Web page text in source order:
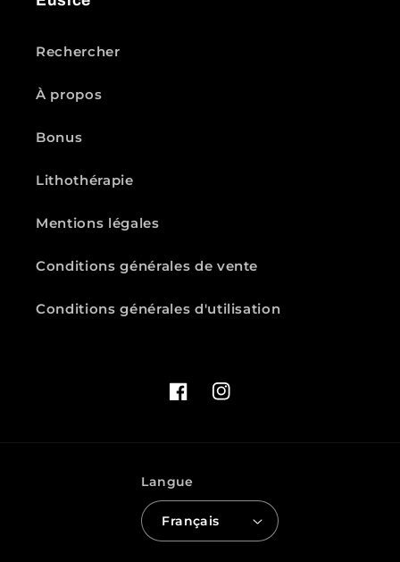
Rechercher
À propos
Bonus
Lithothérapie
Mentions légales
Conditions générales de vente
Conditions générales d'utilisation
FacebookInstagram
Langue
Français